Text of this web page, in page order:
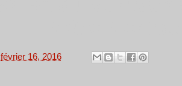
février 16, 2016